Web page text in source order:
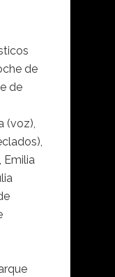
de
de
(voz),
Emilia